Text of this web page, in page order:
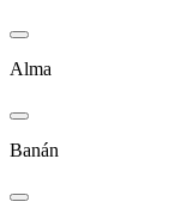
Alma
Banán